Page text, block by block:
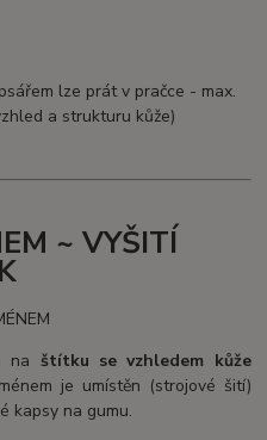
lze prát v pračce - max.
a strukturu kůže)
~ VYŠITÍ
na štítku se vzhledem kůže
je umístěn (strojové šití)
kapsy na gumu.